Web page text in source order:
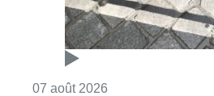
07 août 2026